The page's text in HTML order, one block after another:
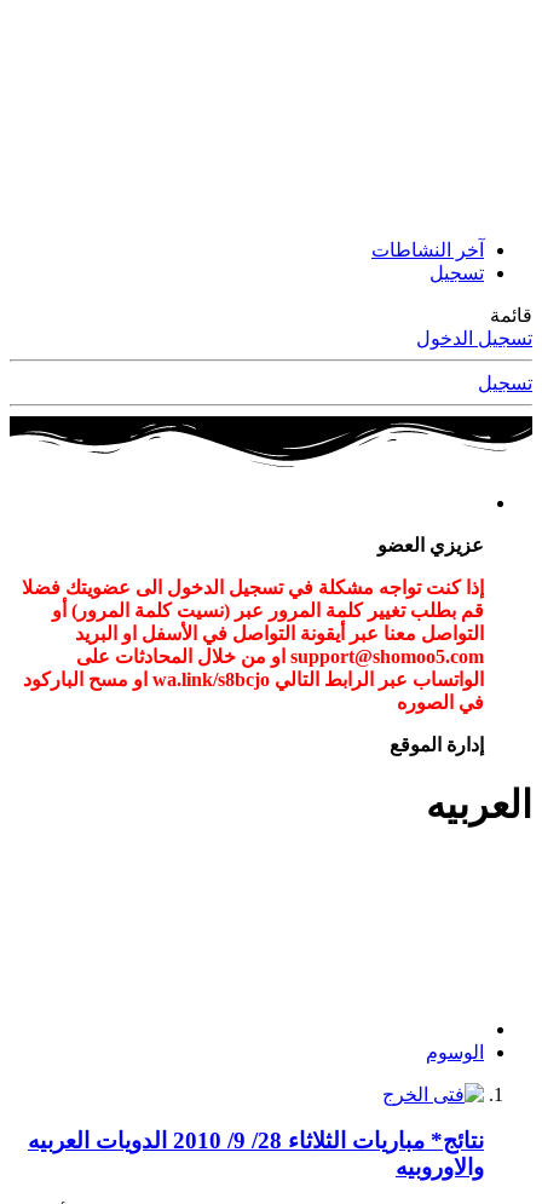
آخر النشاطات
تسجيل
قائمة
تسجيل الدخول
تسجيل
عزيزي العضو
إذا كنت تواجه مشكلة في تسجيل الدخول الى عضويتك فضلا
قم بطلب تغيير كلمة المرور عبر (نسيت كلمة المرور) أو
التواصل معنا عبر أيقونة التواصل في الأسفل او البريد
support@shomoo5.com او من خلال المحادثات على
الواتساب عبر الرابط التالي wa.link/s8bcjo او مسح الباركود
في الصوره
إدارة الموقع
العربيه
الوسوم
نتائج* مباريات الثلاثاء 28/ 9/ 2010 الدويات العربيه
والاوروبيه